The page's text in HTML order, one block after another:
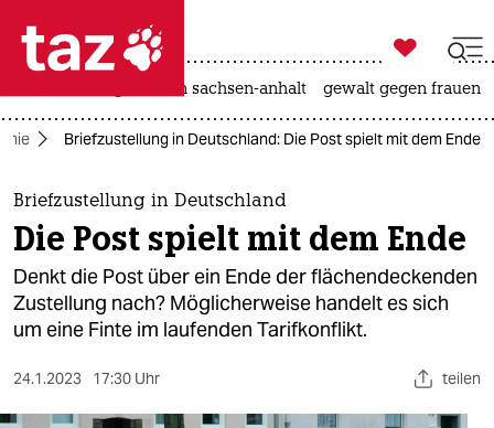
 taz zahl ich
taz zahl ich
themen
politik
öko

taz zahl ich
landtagswahl in sachsen-anhalt gewalt gegen frauen
Briefzustellung in Deutschland: Die Post spielt mit dem Ende
Briefzustellung in Deutschland
Die Post spielt mit dem Ende
Denkt die Post über ein Ende der flächendeckenden
Zustellung nach? Möglicherweise handelt es sich
um eine Finte im laufenden Tarifkonflikt.
24.1.2023 17:30 Uhr teilen